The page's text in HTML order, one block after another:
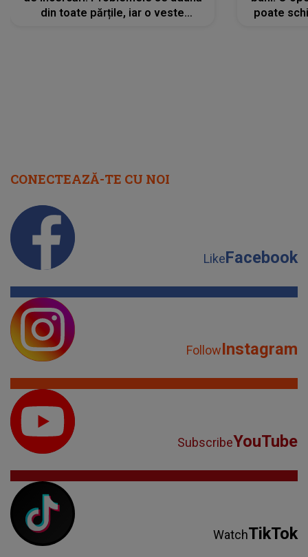
din toate părțile, iar o veste
poate
CONECTEAZĂ-TE CU NOI
LikeFacebook
FollowInstagram
SubscribeYouTube
WatchTikTok